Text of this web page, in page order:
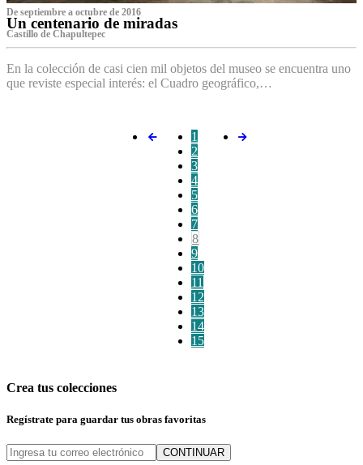
De septiembre a octubre de 2016
Un centenario de miradas
Castillo de Chapultepec
En la colección de casi cien mil objetos del museo se encuentra uno
que reviste especial interés: el Cuadro geográfico,…
1
2
3
4
5
6
7
8
9
10
11
12
13
14
15
Crea tus colecciones
Regístrate para guardar tus obras favoritas
CONTINUAR